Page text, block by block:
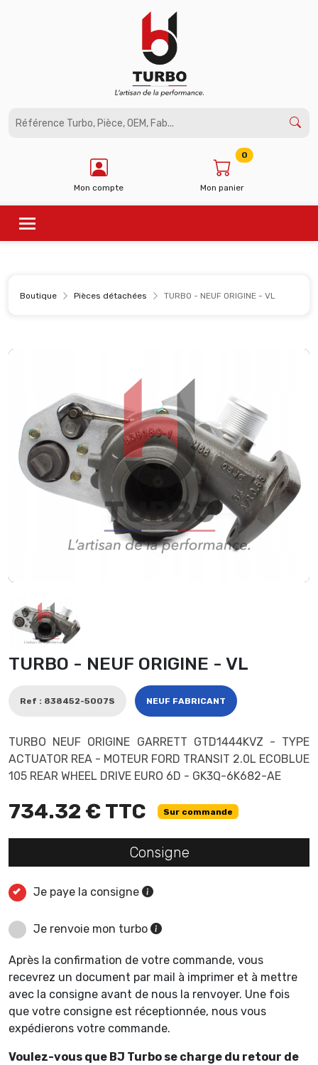
Mon compte Mon panier
0
Boutique Pièces détachées TURBO - NEUF ORIGINE - VL
TURBO - NEUF ORIGINE - VL
Ref : 838452-5007S NEUF FABRICANT
TURBO NEUF ORIGINE GARRETT GTD1444KVZ - TYPE
ACTUATOR REA - MOTEUR FORD TRANSIT 2.0L ECOBLUE
105 REAR WHEEL DRIVE EURO 6D - GK3Q-6K682-AE
734.32 € TTC Sur commande
Consigne
Je paye la consigne
Je renvoie mon turbo
Après la confirmation de votre commande, vous
recevrez un document par mail à imprimer et à mettre
avec la consigne avant de nous la renvoyer. Une fois
que votre consigne est réceptionnée, nous vous
expédierons votre commande.
Voulez-vous que BJ Turbo se charge du retour de
Panneau de gestion des cookies